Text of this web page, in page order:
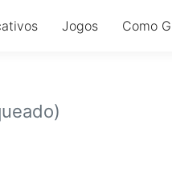
Jogos Como